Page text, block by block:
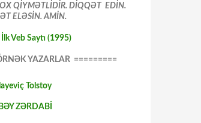
QİYMƏTLİDİR. DİQQƏT EDİN.
ELƏSİN. AMİN.
Veb Saytı (1995)
YAZARLAR =========
Tolstoy
ZƏRDABİ